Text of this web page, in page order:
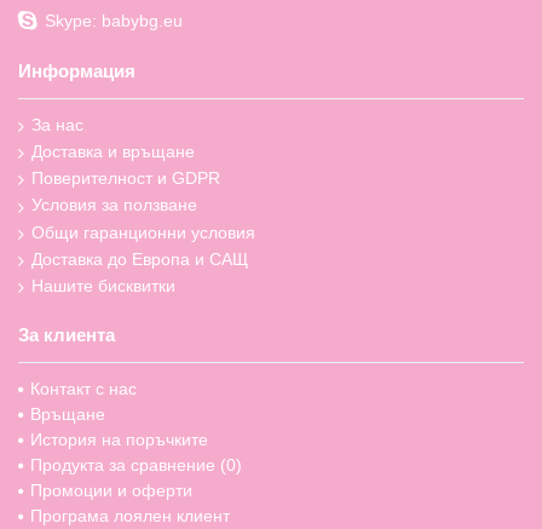
Skype: babybg.eu
Информация
За нас
Доставка и връщане
Поверителност и GDPR
Условия за ползване
Общи гаранционни условия
Доставка до Европа и САЩ
Нашите бисквитки
За клиента
Контакт с нас
Връщане
История на поръчките
Продукта за сравнение (0)
Промоции и оферти
Програма лоялен клиент